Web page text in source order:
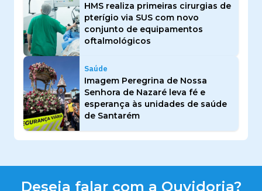
HMS realiza primeiras cirurgias de
pterígio via SUS com novo
conjunto de equipamentos
oftalmológicos
Saúde
Imagem Peregrina de Nossa
Senhora de Nazaré leva fé e
esperança às unidades de saúde
de Santarém
Deseja falar com a Ouvidoria?